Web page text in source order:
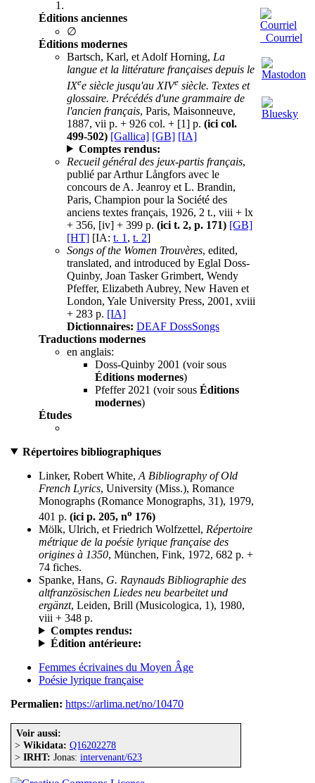
Éditions anciennes
∅
Éditions modernes
Bartsch, Karl, et Adolf Horning, La
langue et la littérature françaises depuis le
IXee siècle jusqu'au XIVe siècle. Textes et
glossaire. Précédés d'une grammaire de
l'ancien français, Paris, Maisonneuve,
1887, vii p. + 926 col. + [1] p. (ici col.
499-502) [Gallica] [GB] [IA]
Comptes rendus:
Recueil général des jeux-partis français,
publié par Arthur Långfors avec le
concours de A. Jeanroy et L. Brandin,
Paris, Champion pour la Société des
anciens textes français, 1926, 2 t., viii + lx
+ 356, [iv] + 399 p. (ici t. 2, p. 171) [GB]
[HT] [IA: t. 1 , t. 2]
Songs of the Women Trouvères, edited,
translated, and introduced by Eglal Doss-
Quinby, Joan Tasker Grimbert, Wendy
Pfeffer, Elizabeth Aubrey, New Haven et
London, Yale University Press, 2001, xviii
+ 283 p. [IA]
Dictionnaires: DEAF DossSongs
Traductions modernes
en anglais:
Doss-Quinby 2001 (voir sous
Éditions modernes)
Pfeffer 2021 (voir sous Éditions
modernes)
Études
Répertoires bibliographiques
Linker, Robert White, A Bibliography of Old
French Lyrics, University (Miss.), Romance
Monographs (Romance Monographs, 31), 1979,
401 p. (ici p. 205, no 176)
Mölk, Ulrich, et Friedrich Wolfzettel, Répertoire
métrique de la poésie lyrique française des
origines à 1350, München, Fink, 1972, 682 p. +
74 fiches.
Spanke, Hans, G. Raynauds Bibliographie des
altfranzösischen Liedes neu bearbeitet und
ergänzt, Leiden, Brill (Musicologica, 1), 1980,
viii + 348 p.
Comptes rendus:
Édition antérieure:
Femmes écrivaines du Moyen Âge
Poésie lyrique française
Permalien: https://arlima.net/no/10470
Voir aussi:
> Wikidata: Q16202278
> IRHT: Jonas: intervenant/623
Courriel